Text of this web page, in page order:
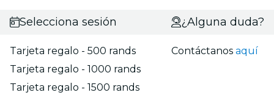
Selecciona sesión
Tarjeta regalo - 500 rands
Tarjeta regalo - 1000 rands
Tarjeta regalo - 1500 rands
¿Alguna duda?
Contáctanosaquí